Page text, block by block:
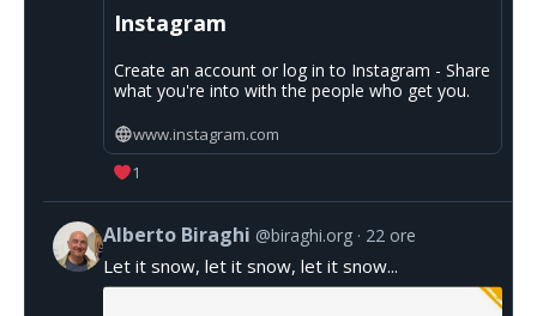
Instagram
Create an account or log in to Instagram - Share
what you're into with the people who get you.
www.instagram.com
1
Alberto Biraghi @biraghi.org 22 ore
Let it snow, let it snow, let it snow...